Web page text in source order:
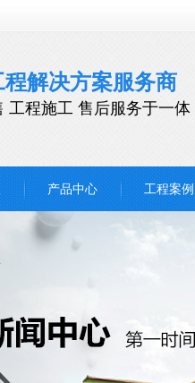
解决方案服务商
工程施工 售后服务于一体
产品中心 工程案例